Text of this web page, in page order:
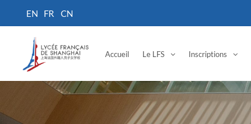
Accueil Le LFS Inscriptions